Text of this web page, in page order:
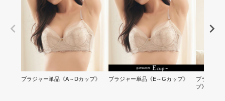
ブラジャー単品《A～Dカップ》 ブラジャー単品《E～Gカップ》
ブラ&ショ
プ》